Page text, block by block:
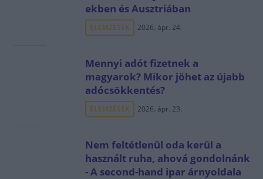
ekben és Ausztriában
ELEMZÉSEK 2026. ápr. 24.
Mennyi adót fizetnek a
magyarok? Mikor jöhet az újabb
adócsökkentés?
ELEMZÉSEK 2026. ápr. 23.
Nem feltétlenül oda kerül a
használt ruha, ahová gondolnánk
- A second-hand ipar árnyoldala